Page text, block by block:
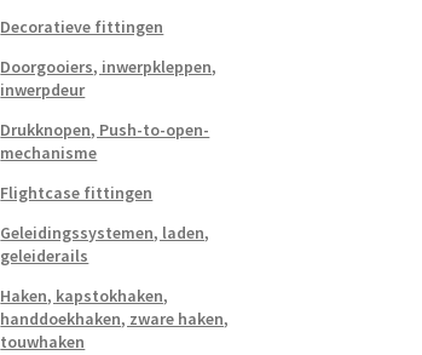
Decoratieve fittingen
Doorgooiers, inwerpkleppen,
inwerpdeur
Drukknopen, Push-to-open-
mechanisme
Flightcase fittingen
Geleidingssystemen, laden,
geleiderails
Haken, kapstokhaken,
handdoekhaken, zware haken,
touwhaken